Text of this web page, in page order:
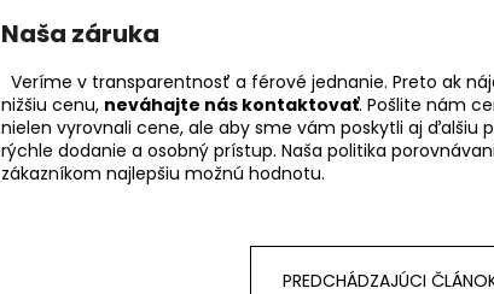
Naša záruka
Veríme v transparentnosť a férové jednanie. Preto ak
nižšiu cenu, neváhajte nás kontaktovať. Pošlite nám
nielen vyrovnali cene, ale aby sme vám poskytli aj ďalšiu
rýchle dodanie a osobný prístup. Naša politika
zákazníkom najlepšiu možnú hodnotu.
PREDCHÁDZAJÚCI